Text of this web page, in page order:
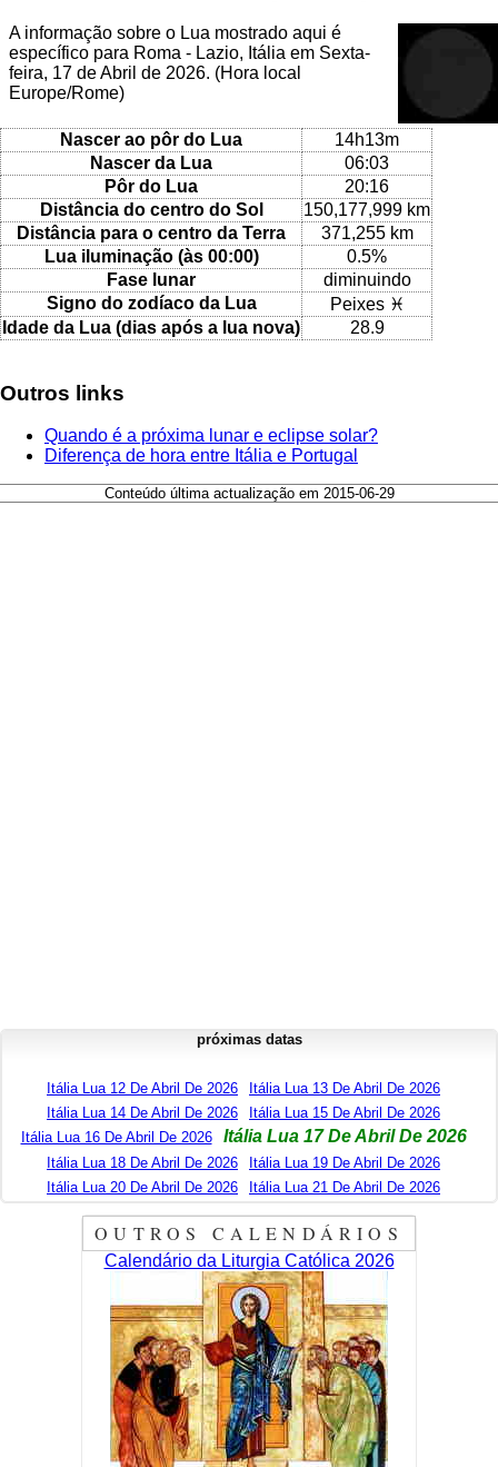
A informação sobre o Lua mostrado aqui é
específico para Roma - Lazio, Itália em Sexta-
feira, 17 de Abril de 2026. (Hora local
Europe/Rome)
Nascer ao pôr do Lua
14h13m
Nascer da Lua
06:03
Pôr do Lua
20:16
Distância do centro do Sol
150,177,999 km
Distância para o centro da Terra
371,255 km
Lua iluminação (às 00:00)
0.5%
Fase lunar
diminuindo
Signo do zodíaco da Lua
Peixes ♓
Idade da Lua (dias após a lua nova)
28.9
Outros links
Quando é a próxima lunar e eclipse solar?
Diferença de hora entre Itália e Portugal
Conteúdo última actualização em 2015-06-29
próximas datas
Itália Lua 12 De Abril De 2026
Itália Lua 13 De Abril De 2026
Itália Lua 14 De Abril De 2026
Itália Lua 15 De Abril De 2026
Itália Lua 16 De Abril De 2026
Itália Lua 17 De Abril De 2026
Itália Lua 18 De Abril De 2026
Itália Lua 19 De Abril De 2026
Itália Lua 20 De Abril De 2026
Itália Lua 21 De Abril De 2026
OUTROS CALENDÁRIOS
Calendário da Liturgia Católica 2026